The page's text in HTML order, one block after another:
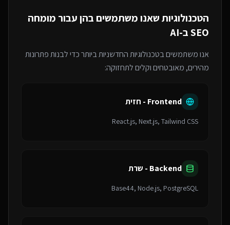
הטכנולוגיות שאנו משתמשים בהן עבור מומחה
SEO ב-AI
אנו משתמשים בטכנולוגיות החדשניות ביותר כדי לבנות פתרונות
מהירים, מאובטחים וקלים לתחזוקה:
Frontend - חזית
React.js, Next.js, Tailwind CSS
Backend - שרת
Base44, Node.js, PostgreSQL